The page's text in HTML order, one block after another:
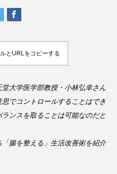
とURLをコピーする
大学医学部教授・小林弘幸さん
でコントロールすることはでき
ンスを取ることは可能なのだと
腸を整える」生活改善術を紹介